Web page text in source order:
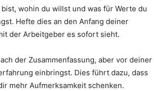
wohin du willst und was für Werte du
Hefte dies an den Anfang deiner
der Arbeitgeber es sofort sieht.
der Zusammenfassung, aber vor deiner
einbringst. Dies führt dazu, dass
mehr Aufmerksamkeit schenken.